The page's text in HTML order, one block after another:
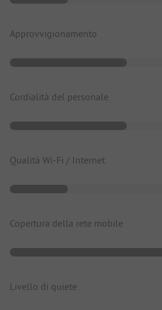
Approvvigionamento
Cordialità del personale
Qualità Wi-Fi / Internet
Copertura della rete mobile
Livello di quiete